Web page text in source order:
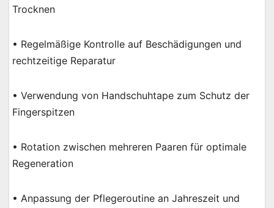
Trocknen
• Regelmäßige Kontrolle auf Beschädigungen und
rechtzeitige Reparatur
• Verwendung von Handschuhtape zum Schutz der
Fingerspitzen
• Rotation zwischen mehreren Paaren für optimale
Regeneration
• Anpassung der Pflegeroutine an Jahreszeit und